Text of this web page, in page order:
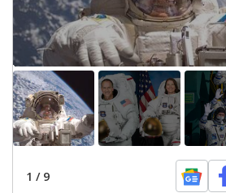
1 / 9